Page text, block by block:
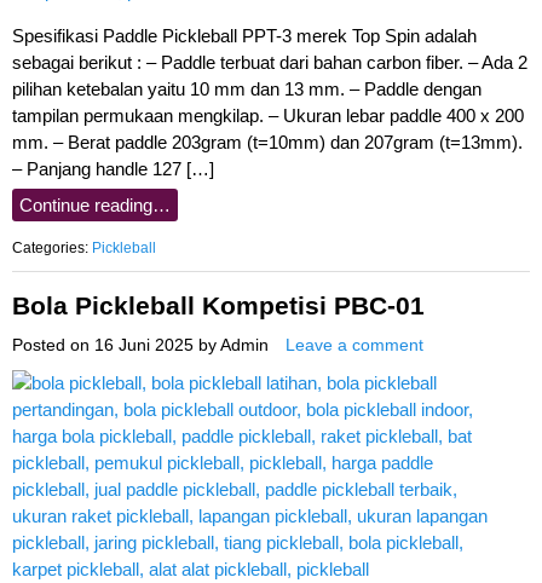
Spesifikasi Paddle Pickleball PPT-3 merek Top Spin adalah
sebagai berikut : – Paddle terbuat dari bahan carbon fiber. – Ada 2
pilihan ketebalan yaitu 10 mm dan 13 mm. – Paddle dengan
tampilan permukaan mengkilap. – Ukuran lebar paddle 400 x 200
mm. – Berat paddle 203gram (t=10mm) dan 207gram (t=13mm).
– Panjang handle 127 […]
Continue reading…
Categories: Pickleball
Bola Pickleball Kompetisi PBC-01
Posted on 16 Juni 2025 by Admin Leave a comment